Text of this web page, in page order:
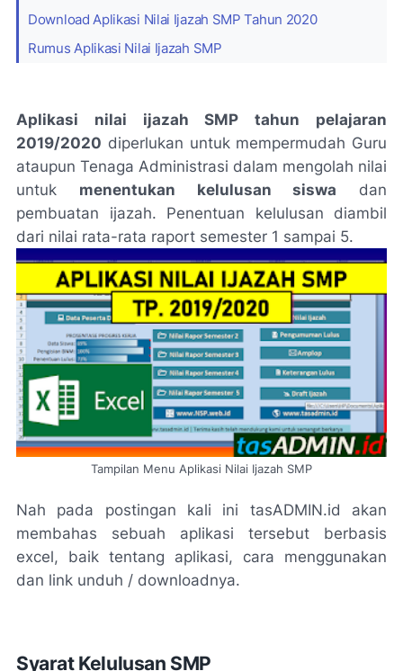
Download Aplikasi Nilai Ijazah SMP Tahun 2020
Rumus Aplikasi Nilai Ijazah SMP
Aplikasi nilai ijazah SMP tahun pelajaran
2019/2020 diperlukan untuk mempermudah Guru
ataupun Tenaga Administrasi dalam mengolah nilai
untuk menentukan kelulusan siswa dan
pembuatan ijazah. Penentuan kelulusan diambil
dari nilai rata-rata raport semester 1 sampai 5.
Tampilan Menu Aplikasi Nilai Ijazah SMP
Nah pada postingan kali ini tasADMIN.id akan
membahas sebuah aplikasi tersebut berbasis
excel, baik tentang aplikasi, cara menggunakan
dan link unduh / downloadnya.
Syarat Kelulusan SMP